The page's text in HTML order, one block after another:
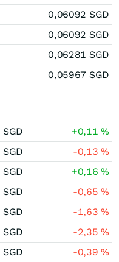
0,06092 SGD
0,06092 SGD
0,06281 SGD
0,05967 SGD
SGD +0,11%
SGD -0,13%
SGD +0,16%
SGD -0,65%
SGD -1,63%
SGD -2,35%
SGD -0,39%